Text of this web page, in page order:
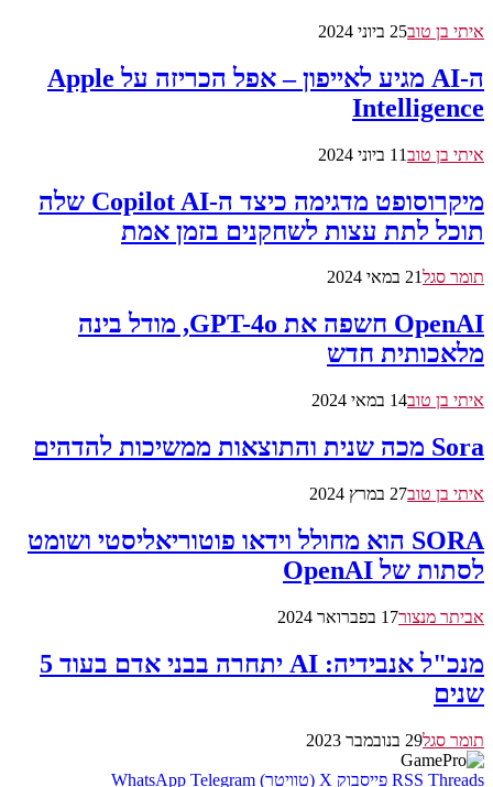
איתי בן טוב25 ביוני 2024
ה-AI מגיע לאייפון – אפל הכריזה על Apple
Intelligence
איתי בן טוב11 ביוני 2024
מיקרוסופט מדגימה כיצד ה-Copilot AI שלה
תוכל לתת עצות לשחקנים בזמן אמת
תומר סגל21 במאי 2024
OpenAI חשפה את GPT-4o, מודל בינה
מלאכותית חדש
איתי בן טוב14 במאי 2024
Sora מכה שנית והתוצאות ממשיכות להדהים
איתי בן טוב27 במרץ 2024
SORA הוא מחולל וידאו פוטוריאליסטי ושומט
לסתות של OpenAI
אביתר מנצור17 בפברואר 2024
מנכ"ל אנבידיה: AI יתחרה בבני אדם בעוד 5
שנים
תומר סגל29 בנובמבר 2023
RSS Threads פייסבוק X (טוויטר) WhatsApp Telegram